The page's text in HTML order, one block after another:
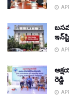
రెడ్డి